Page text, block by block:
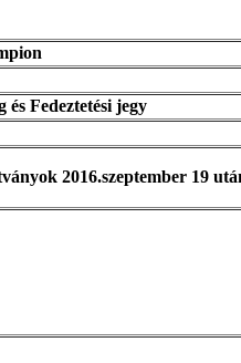
Fedeztetési jegy
2016.szeptember 19